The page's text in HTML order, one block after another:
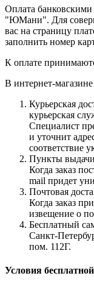
Оплата
"ЮМани". Для
вас на страницу
заполнить номер
К оплате
В интернет-
Курьерская
курьерская
Специалист
и уточнит
соответствие
Пункты
Когда заказ
mail придет
Почтовая
Когда заказ
извещение о
Бесплатный
Санкт-
пом. 112Г.
Условия